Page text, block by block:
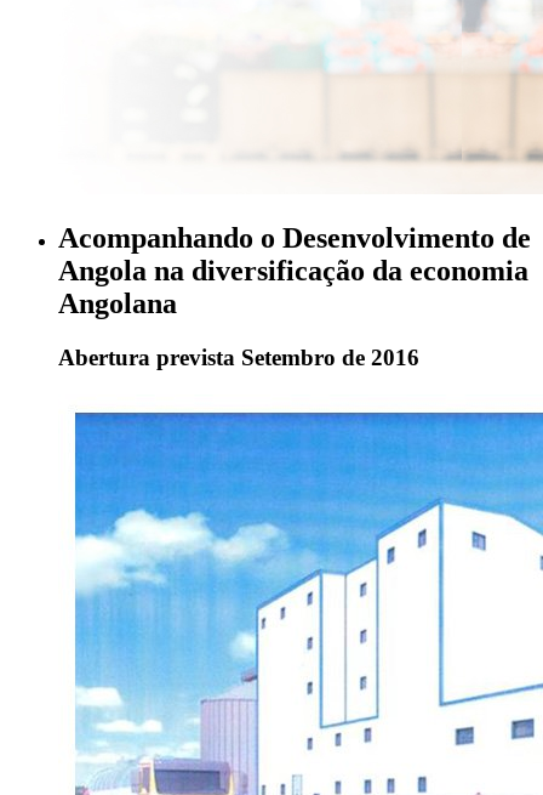
Acompanhando o Desenvolvimento de
Angola na diversificação da economia
Angolana
Abertura prevista Setembro de 2016